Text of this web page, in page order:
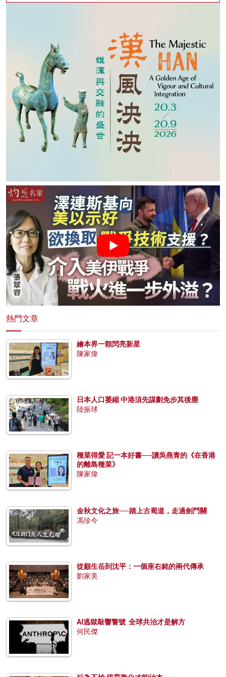
熱門文章
繪本界一顆閃亮新星
陳家偉
日本人口萎縮 中港須先謀劃免步其後塵
陸振球
種菜得愛 記一本好書──讀吳燕青的《在香港
的離島種菜》
陳家偉
金秋文化之旅──踏上古蜀道，走過劍門關
馮珍今
從顧生岳到沈平：一個座右銘的兩代傳承
劉家美
AI逃獄敲響警號 全球共治才是解方
何民傑